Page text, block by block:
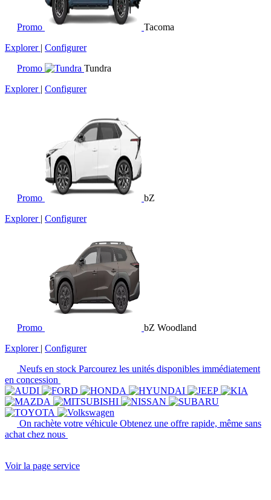
Promo
Tacoma
Explorer | Configurer
Promo
Tundra
Explorer | Configurer
Promo
bZ
Explorer | Configurer
Promo
bZ Woodland
Explorer | Configurer
Neufs en stock Parcourez les unités disponibles immédiatement
en concession
On rachète votre véhicule Obtenez une offre rapide, même sans
achat chez nous
Voir la page service